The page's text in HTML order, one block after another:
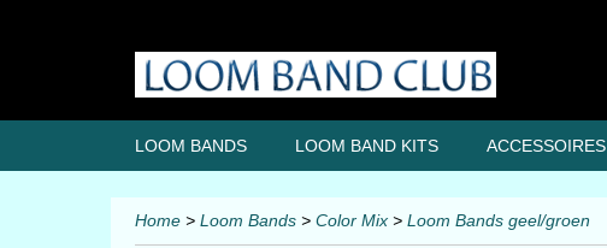
LOOM BANDS LOOM BAND KITS ACCESSOIRES
Home > Loom Bands > Color Mix > Loom Bands geel/groen